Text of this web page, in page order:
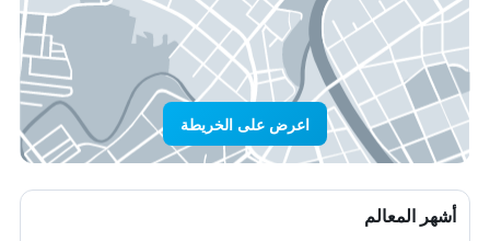
اعرض على الخريطة
أشهر المعالم